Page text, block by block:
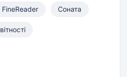
FineReader Соната